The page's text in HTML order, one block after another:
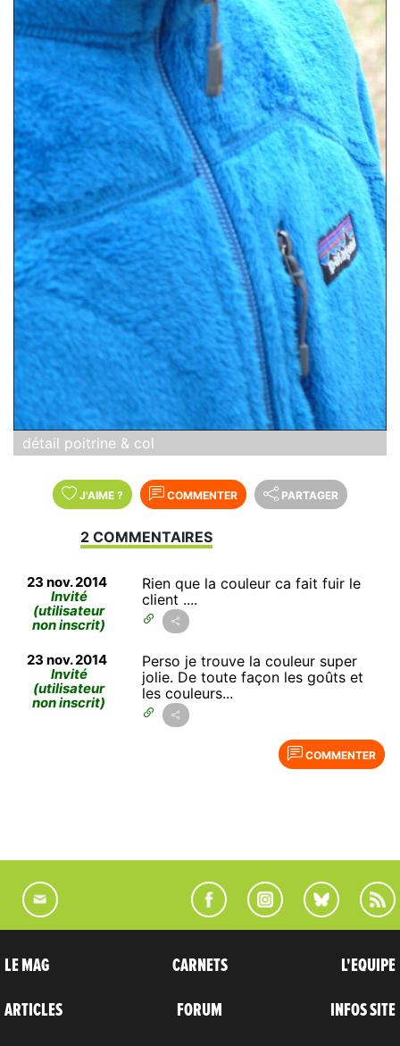
détail poitrine & col
J'AIME ? COMMENTER PARTAGER
2 COMMENTAIRES
23 nov. 2014
Invité
(utilisateur
non inscrit)
Rien que la couleur ca fait fuir le
client ....
23 nov. 2014
Invité
(utilisateur
non inscrit)
Perso je trouve la couleur super
jolie. De toute façon les goûts et
les couleurs...
COMMENTER
LE MAG
ARTICLES
CARNETS
FORUM
L'EQUIPE
INFOS SITE